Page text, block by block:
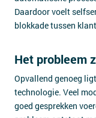
Daardoor voelt
blokkade tussen
Het probleem
Opvallend genoeg
technologie. Veel
goed gesprekken